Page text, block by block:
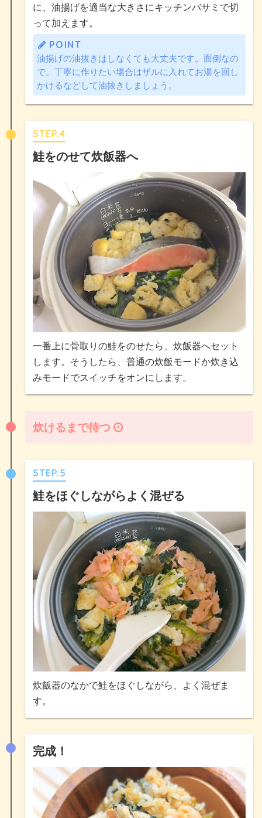
に、油揚げを適当な大きさにキッチンバサミで切
って加えます。
POINT
油揚げの油抜きはしなくても大丈夫です。面倒なの
で。丁寧に作りたい場合はザルに入れてお湯を回し
かけるなどして油抜きしましょう。
STEP.4
鮭をのせて炊飯器へ
一番上に骨取りの鮭をのせたら、炊飯器へセット
します。そうしたら、普通の炊飯モードか炊き込
みモードでスイッチをオンにします。
炊けるまで待つ
STEP.5
鮭をほぐしながらよく混ぜる
炊飯器のなかで鮭をほぐしながら、よく混ぜま
す。
完成！